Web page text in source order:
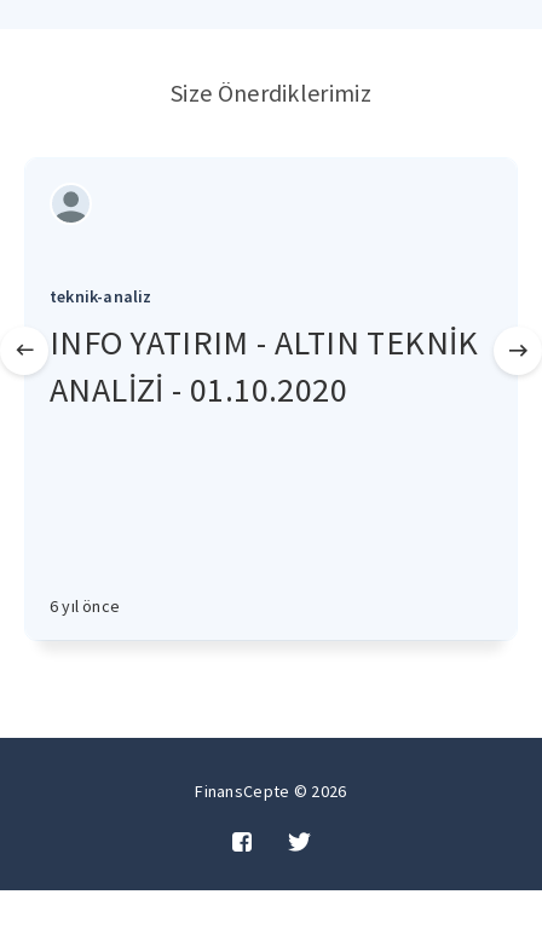
Size Önerdiklerimiz
teknik-analiz
INFO YATIRIM - ALTIN TEKNİK
ANALİZİ - 01.10.2020
6 yıl önce
FinansCepte © 2026